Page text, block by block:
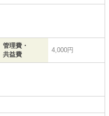
管理費・
共益費
4,000円